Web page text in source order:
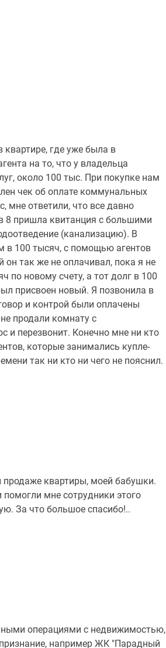
где уже была в
на то, что у владельца
около 100 тыс. При покупке нам
чек об оплате коммунальных
мне ответили, что все давно
8 пришла квитанция с большими
(канализацию). В
в 100 тысяч, с помощью агентов
так же не оплачивал, пока я не
по новому счету, а тот долг в 100
присвоен новый. Я позвонила в
и контрой были оплачены
продали комнату с
и перезвонит. Конечно мне ни кто
которые занимались купле-
так ни кто ни чего не пояснил.
продаже квартиры, моей бабушки.
мне сотрудники этого
За что большое спасибо!..
операциями с недвижимостью,
например ЖК "Парадный